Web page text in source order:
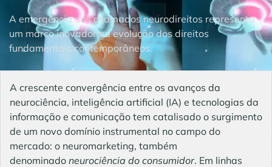
A emergência dos chamados neurodireitos representa
um marco inovador na evolução dos direitos
fundamentais contemporâneos.
A crescente convergência entre os avanços da
neurociência, inteligência artificial (IA) e tecnologias da
informação e comunicação tem catalisado o surgimento
de um novo domínio instrumental no campo do
mercado: o neuromarketing, também
denominado neurociência do consumidor. Em linhas